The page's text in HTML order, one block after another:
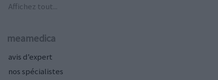
Affichez tout...
meamedica
avis d’expert
nos spécialistes